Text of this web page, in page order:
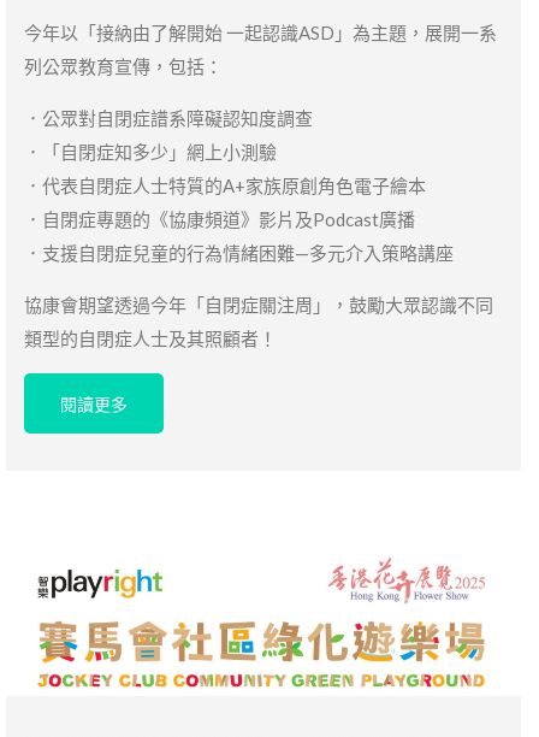
今年以「接納由了解開始 一起認識ASD」為主題，展開一系
列公眾教育宣傳，包括：
．公眾對自閉症譜系障礙認知度調查
．「自閉症知多少」網上小測驗
．代表自閉症人士特質的A+家族原創角色電子繪本
．自閉症專題的《協康頻道》影片及Podcast廣播
．支援自閉症兒童的行為情緒困難—多元介入策略講座
協康會期望透過今年「自閉症關注周」，鼓勵大眾認識不同
類型的自閉症人士及其照顧者！
閱讀更多